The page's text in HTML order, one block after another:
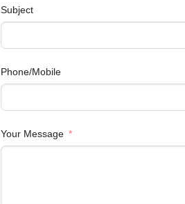
Subject
Phone/Mobile
Your Message